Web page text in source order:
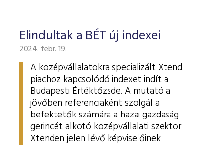
Elindultak a BÉT új indexei
2024. febr. 19.
A középvállalatokra specializált Xtend
piachoz kapcsolódó indexet indít a
Budapesti Értéktőzsde. A mutató a
jövőben referenciaként szolgál a
befektetők számára a hazai gazdaság
gerincét alkotó középvállalati szektor
Xtenden jelen lévő képviselőinek